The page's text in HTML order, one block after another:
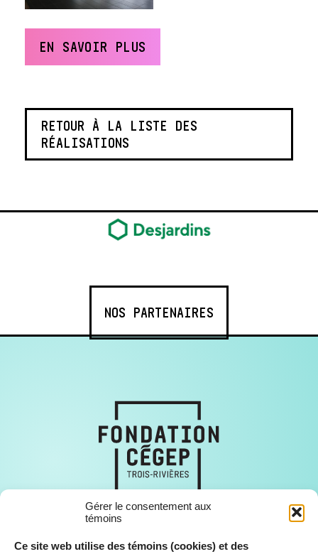
Gérer le consentement aux
témoins
Ce site web utilise des témoins (cookies) et des
EN SAVOIR PLUS
RETOUR À LA LISTE DES
RÉALISATIONS
NOS PARTENAIRES